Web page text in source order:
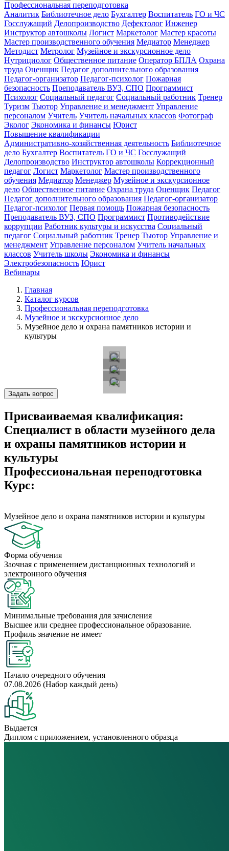
Профессиональная переподготовка
Аналитик Библиотечное дело Бухгалтер Воспитатель ГО и ЧС
Госслужащий Делопроизводство Дефектолог Инженер
Инструктор автошколы Логист Маркетолог Мастер красоты
Мастер производственного обучения Медиатор Менеджер
Методист Метролог Музейное и экскурсионное дело
Нутрициолог Общественное питание Оператор БПЛА Охрана
труда Оценщик Педагог дополнительного образования
Педагог-организатор Педагог-психолог Пожарная
безопасность Преподаватель ВУЗ, СПО Программист
Психолог Социальный педагог Социальный работник Тренер
Туризм Тьютор Управление и менеджмент Управление
персоналом Учитель Учитель начальных классов Фотограф
Эколог Экономика и финансы Юрист
Повышение квалификации
Административно-хозяйственная деятельность Библиотечное
дело Бухгалтер Воспитатель ГО и ЧС Госслужащий
Делопроизводство Инструктор автошколы Коррекционный
педагог Логист Маркетолог Мастер производственного
обучения Медиатор Менеджер Музейное и экскурсионное
дело Общественное питание Охрана труда Оценщик Педагог
Педагог дополнительного образования Педагог-организатор
Педагог-психолог Первая помощь Пожарная безопасность
Преподаватель ВУЗ, СПО Программист Противодействие
коррупции Работник культуры и искусства Социальный
педагог Социальный работник Тренер Тьютор Управление и
менеджмент Управление персоналом Учитель начальных
классов Учитель школы Экономика и финансы
Электробезопасность Юрист
Вебинары
Главная
Каталог курсов
Профессиональная переподготовка
Музейное и экскурсионное дело
Музейное дело и охрана памятников истории и
культуры
Задать вопрос
Присваиваемая квалификация:
Специалист в области музейного дела
и охраны памятников истории и
культуры
Профессиональная переподготовка
Курс:
Музейное дело и охрана памятников истории и культуры
Форма обучения
Заочная с применением дистанционных технологий и
электронного обучения
Минимальные требования для зачисления
Высшее или среднее профессиональное образование.
Профиль значение не имеет
Начало очередного обучения
07.08.2026 (Набор каждый день)
Выдается
Диплом с приложением, установленного образца